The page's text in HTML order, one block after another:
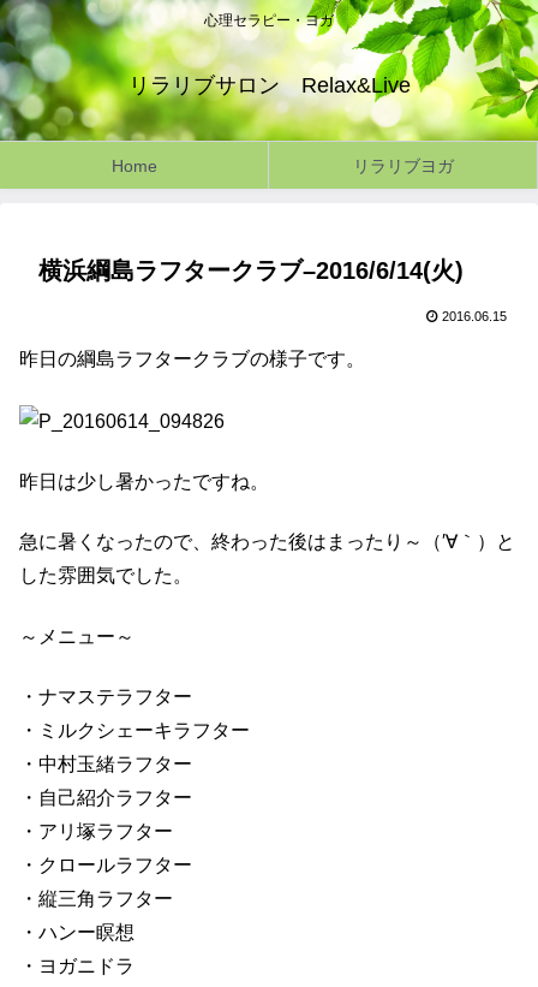
心理セラピー・ヨガ
リラリブサロン Relax&Live
Home リラリブヨガ
横浜綱島ラフタークラブ–2016/6/14(火)
2016.06.15
昨日の綱島ラフタークラブの様子です。
昨日は少し暑かったですね。
急に暑くなったので、終わった後はまったり～（′∀｀）と
した雰囲気でした。
～メニュー～
・ナマステラフター
・ミルクシェーキラフター
・中村玉緒ラフター
・自己紹介ラフター
・アリ塚ラフター
・クロールラフター
・縦三角ラフター
・ハンー瞑想
・ヨガニドラ